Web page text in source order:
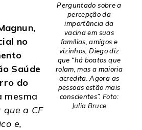
Perguntado sobre a
percepção da
importância da
vacina em suas
famílias, amigos e
vizinhos, Diego diz
que “há boatos que
rolam, mas a maioria
acredita. Agora as
pessoas estão mais
conscientes”.Foto:
Julia Bruce
no
Saúde
do
mesma
a CF
e,